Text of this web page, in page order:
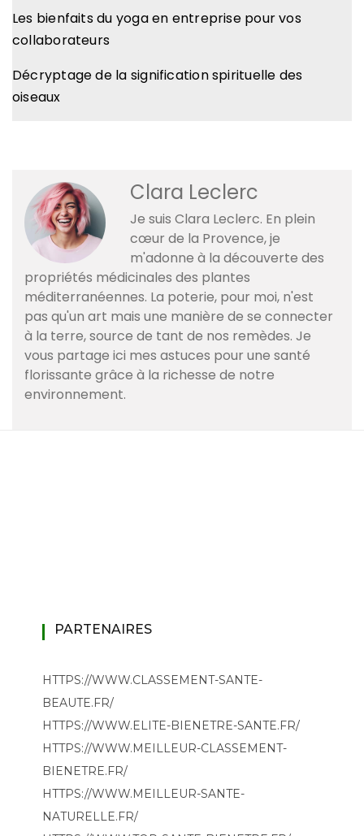
Les bienfaits du yoga en entreprise pour vos
collaborateurs
Décryptage de la signification spirituelle des
oiseaux
Clara Leclerc
Je suis Clara Leclerc. En plein
cœur de la Provence, je
m'adonne à la découverte des
propriétés médicinales des plantes
méditerranéennes. La poterie, pour moi, n'est
pas qu'un art mais une manière de se connecter
à la terre, source de tant de nos remèdes. Je
vous partage ici mes astuces pour une santé
florissante grâce à la richesse de notre
environnement.
PARTENAIRES
HTTPS://WWW.CLASSEMENT-SANTE-
BEAUTE.FR/
HTTPS://WWW.ELITE-BIENETRE-SANTE.FR/
HTTPS://WWW.MEILLEUR-CLASSEMENT-
BIENETRE.FR/
HTTPS://WWW.MEILLEUR-SANTE-
NATURELLE.FR/